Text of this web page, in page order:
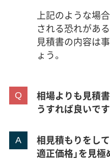
上記のような場
される恐れがあ
見積書の内容は
ょう。
相場よりも見積
うすれば良いで
相見積もりをし
適正価格」を見極